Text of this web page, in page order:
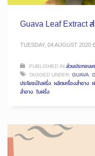
Guava Leaf Extract
TUESDAY, 04 AUGUST 2020
PUBLISHED INส่วนประกอบเ
TAGGED UNDER: GUAVA,
ประโยชน์ใบฝรั่ง, ผลิตเครื่องสำอาง,
สำอาง, ใบฝรั่ง